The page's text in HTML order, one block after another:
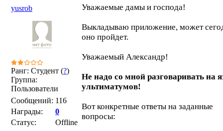
yusrob
Ранг: Студент (?)
Группа:
Пользователи
Сообщений: 116
Награды:
0
Статус:
Offline
Уважаемые дамы и господа!
Выкладываю приложение, может
оно пройдет.
Уважаемый Александр!
Не надо со мной разговаривать на
ультиматумов!
Вот конкретные ответы на заданные
вопросы: